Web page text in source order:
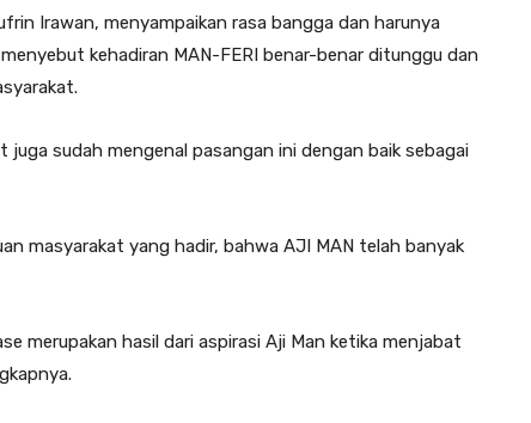
Irawan, menyampaikan rasa bangga dan harunya
kehadiran MAN-FERI benar-benar ditunggu dan
sudah mengenal pasangan ini dengan baik sebagai
masyarakat yang hadir, bahwa AJI MAN telah banyak
merupakan hasil dari aspirasi Aji Man ketika menjabat